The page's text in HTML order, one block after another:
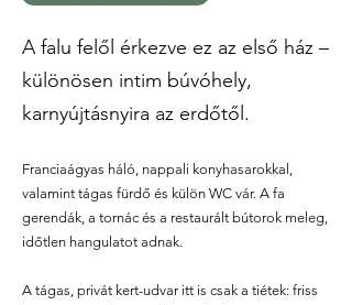
A falu felől érkezve ez az első ház –
különösen intim búvóhely,
karnyújtásnyira az erdőtől.
Franciaágyas háló, nappali konyhasarokkal,
valamint tágas fürdő és külön WC vár. A fa
gerendák, a tornác és a restaurált bútorok meleg,
időtlen hangulatot adnak.
A tágas, privát kert-udvar itt is csak a tiétek: friss